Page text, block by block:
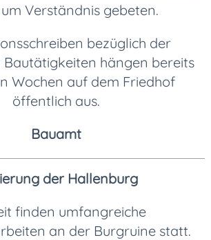
Verständnis gebeten.
bezüglich der
Bautätigkeiten hängen bereits
Wochen auf dem Friedhof
öffentlich aus.
Bauamt
der Hallenburg
finden umfangreiche
an der Burgruine statt.